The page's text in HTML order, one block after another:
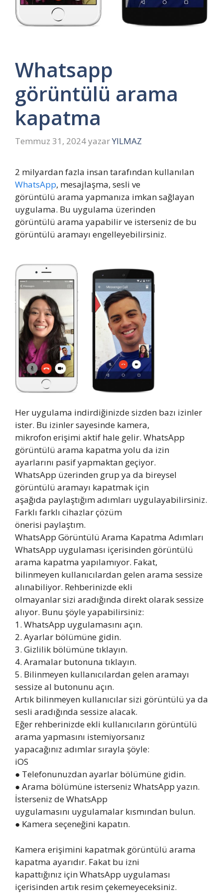
Whatsapp
görüntülü arama
kapatma
Temmuz 31, 2024yazarYILMAZ
2 milyardan fazla insan tarafından kullanılan
WhatsApp, mesajlaşma, sesli ve
görüntülü arama yapmanıza imkan sağlayan
uygulama. Bu uygulama üzerinden
görüntülü arama yapabilir ve isterseniz de bu
görüntülü aramayı engelleyebilirsiniz.
Her uygulama indirdiğinizde sizden bazı izinler
ister. Bu izinler sayesinde kamera,
mikrofon erişimi aktif hale gelir. WhatsApp
görüntülü arama kapatma yolu da izin
ayarlarını pasif yapmaktan geçiyor.
WhatsApp üzerinden grup ya da bireysel
görüntülü aramayı kapatmak için
aşağıda paylaştığım adımları uygulayabilirsiniz.
Farklı farklı cihazlar çözüm
önerisi paylaştım.
WhatsApp Görüntülü Arama Kapatma Adımları
WhatsApp uygulaması içerisinden görüntülü
arama kapatma yapılamıyor. Fakat,
bilinmeyen kullanıcılardan gelen arama sessize
alınabiliyor. Rehberinizde ekli
olmayanlar sizi aradığında direkt olarak sessize
alıyor. Bunu şöyle yapabilirsiniz:
1. WhatsApp uygulamasını açın.
2. Ayarlar bölümüne gidin.
3. Gizlilik bölümüne tıklayın.
4. Aramalar butonuna tıklayın.
5. Bilinmeyen kullanıcılardan gelen aramayı
sessize al butonunu açın.
Artık bilinmeyen kullanıcılar sizi görüntülü ya da
sesli aradığında sessize alacak.
Eğer rehberinizde ekli kullanıcıların görüntülü
arama yapmasını istemiyorsanız
yapacağınız adımlar sırayla şöyle:
iOS
● Telefonunuzdan ayarlar bölümüne gidin.
● Arama bölümüne isterseniz WhatsApp yazın.
İsterseniz de WhatsApp
uygulamasını uygulamalar kısmından bulun.
● Kamera seçeneğini kapatın.
Kamera erişimini kapatmak görüntülü arama
kapatma ayarıdır. Fakat bu izni
kapattığınız için WhatsApp uygulaması
içerisinden artık resim çekemeyeceksiniz.